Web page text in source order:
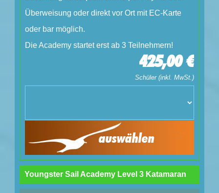
Überweisung oder direkt vor Ort mit EC-Karte
oder bar möglich.
Die Academy startet erst ab 3 Teilnehmern!
425,00 €
Schüler (inkl. MwSt.)
auswählen
Youngster Sail Academy Level 3 Katamaran